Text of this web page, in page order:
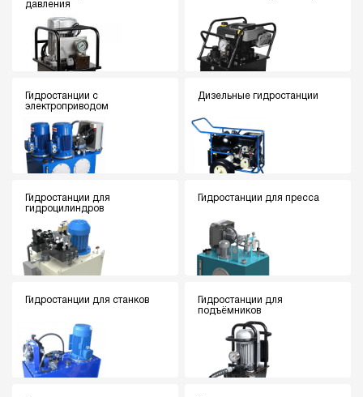
давления
Гидростанции с
электроприводом
Дизельные гидростанции
Гидростанции для
гидроцилиндров
Гидростанции для пресса
Гидростанции для станков
Гидростанции для
подъёмников